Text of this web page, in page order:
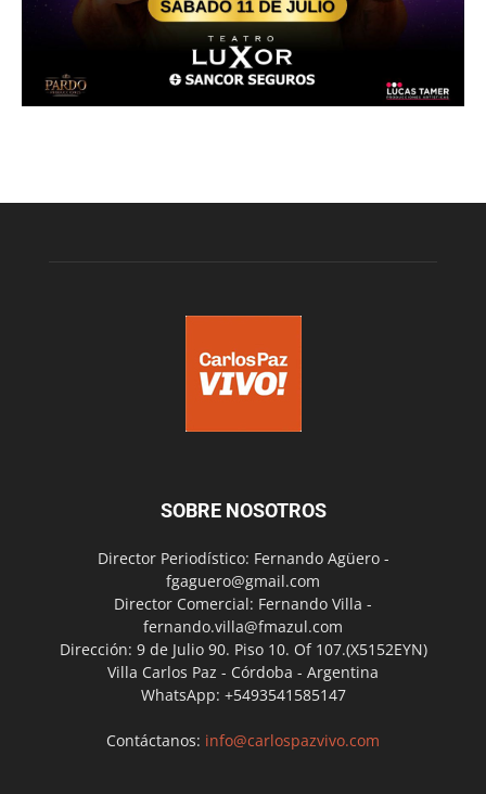
SOBRE NOSOTROS
Director Periodístico: Fernando Agüero -
fgaguero@gmail.com
Director Comercial: Fernando Villa -
fernando.villa@fmazul.com
Dirección: 9 de Julio 90. Piso 10. Of 107.(X5152EYN)
Villa Carlos Paz - Córdoba - Argentina
WhatsApp: +5493541585147
Contáctanos: info@carlospazvivo.com